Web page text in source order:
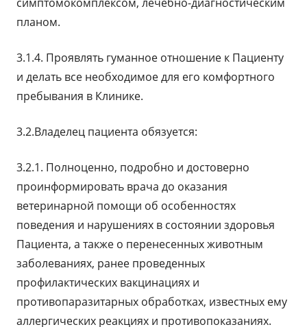
планом.
3.1.4. Проявлять гуманное отношение к Пациенту
и делать все необходимое для его комфортного
пребывания в Клинике.
3.2.Владелец пациента обязуется:
3.2.1. Полноценно, подробно и достоверно
проинформировать врача до оказания
ветеринарной помощи об особенностях
поведения и нарушениях в состоянии здоровья
Пациента, а также о перенесенных животным
заболеваниях, ранее проведенных
профилактических вакцинациях и
противопаразитарных обработках, известных ему
аллергических реакциях и противопоказаниях.